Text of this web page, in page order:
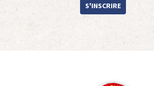
S'INSCRIRE